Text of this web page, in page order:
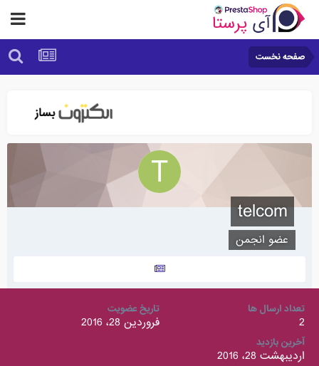
صفحه نخست
telcom
عضو انجمن
تعداد ارسال ها
2
تاریخ عضویت
فروردین 28، 2016
آخرین بازدید
اردیبهشت 28، 2016